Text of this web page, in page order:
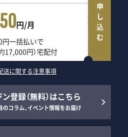
円/月
一括払いで
17,000円）宅配付
申し込む
送に関する注意事項
登録（無料）はこちら
コラム、イベント情報をお届け